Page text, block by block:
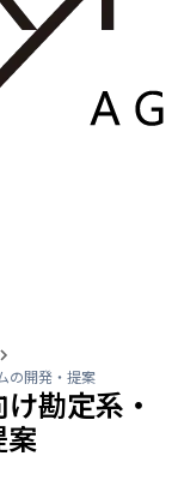
の開発・提案
勘定系・
案